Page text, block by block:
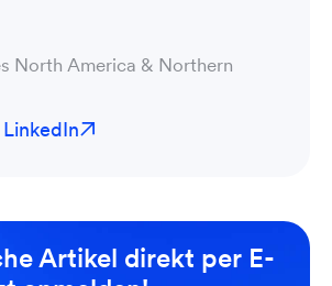
North America & Northern
Artikel direkt per E-